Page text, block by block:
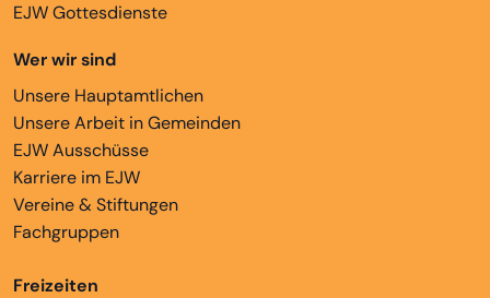
EJW Gottesdienste
Wer wir sind
Unsere Hauptamtlichen
Unsere Arbeit in Gemeinden
EJW Ausschüsse
Karriere im EJW
Vereine & Stiftungen
Fachgruppen
Freizeiten